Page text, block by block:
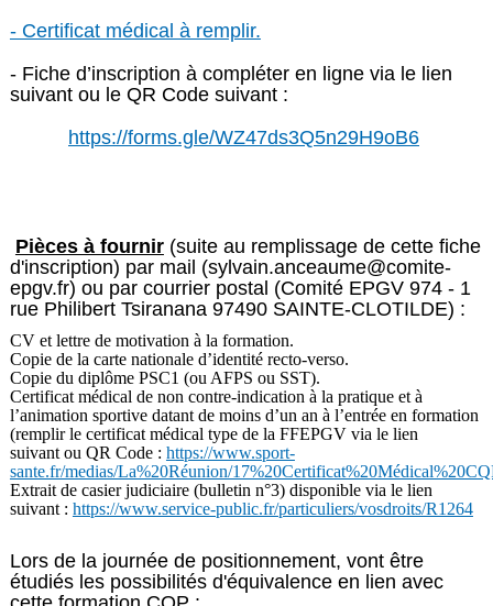
- Certificat médical à remplir.
- Fiche d’inscription à compléter en ligne via le lien
suivant ou le QR Code suivant :
https://forms.gle/WZ47ds3Q5n29H9oB6
Pièces à fournir(suite au remplissage de cette fiche
d'inscription) par mail (sylvain.anceaume@comite-
epgv.fr) ou par courrier postal (Comité EPGV 974 - 1
rue Philibert Tsiranana 97490 SAINTE-CLOTILDE) :
CV et lettre de motivation à la formation.
Copie de la carte nationale d’identité recto-verso.
Copie du diplôme PSC1 (ou AFPS ou SST).
Certificat médical de non contre-indication à la pratique et à
l’animation sportive datant de moins d’un an à l’entrée en formation
(remplir le certificat médical type de la FFEPGV via le lien
suivant ou QR Code : https://www.sport-
sante.fr/medias/La%20Réunion/
Extrait de casier judiciaire (bulletin n°3) disponible via le lien
suivant : https://www.service-public.fr/particuliers/vosdroits/R1264
Lors de la journée de positionnement, vont être
étudiés les possibilités d'équivalence en lien avec